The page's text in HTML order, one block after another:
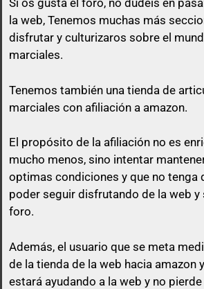
Si os gusta el foro, no dudeis en
la web, Tenemos muchas más
disfrutar y culturizaros sobre el
marciales.
Tenemos también una tienda de
marciales con afiliación a amazon.
El propósito de la afiliación no es
mucho menos, sino intentar
optimas condiciones y que no tenga
poder seguir disfrutando de la web y
foro.
Además, el usuario que se meta
de la tienda de la web hacia amazon
estará ayudando a la web y no